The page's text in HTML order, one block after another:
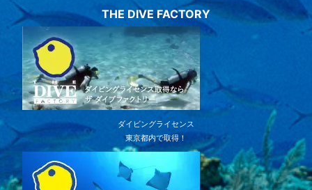
THE DIVE FACTORY
ダイビングライセンス
東京都内で取得！